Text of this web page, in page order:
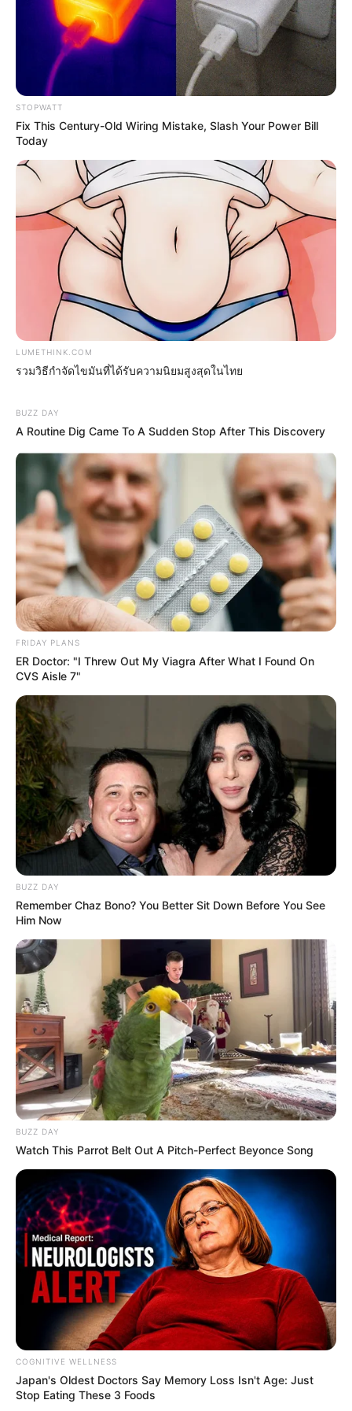
Video Of Giant Anaconda Is Going Viral All Over The
World. Watch
FRIDAY PLANS
This New Will Give You An Erection After +45
MEDVI
If You Owe $20,000 Across 4 Credit Cards, Stop
Sending 4 Separate Checks
JG WENTWORTH
How To Get An Erection Even After 60!
MEDVI
Feeling Tired? Here's The Trick To Perform Better
เว็บไซต์นี้ใช้คุกกี้
เพื่อการนำเสนอเนื้อหาที่ดี รวมถึงการจัดการข้อมูลส่วนบุคคล เพื่อให้คุณได้รับ
ประสบการณ์ที่ดีบนบริการของเว็บไซต์เรา หากคุณใช้บริการเว็บไซต์นี้ต่อไปโดย
ไม่มีการปรับตั้งค่าใดๆนั้น แสดงว่าคุณยอมรับนโยบายคุกกี้และนโยบายส่วน
บุคคลของเรา
ยอมรับ เรียนรู้เพิ่มเติม
STOPWATT
Fix This Century-Old Wiring Mistake, Slash Your Power Bill
Today
LUMETHINK.COM
รวมวิธีกำจัดไขมันที่ได้รับความนิยมสูงสุดในไทย
BUZZ DAY
A Routine Dig Came To A Sudden Stop After This Discovery
FRIDAY PLANS
ER Doctor: "I Threw Out My Viagra After What I Found On
CVS Aisle 7"
BUZZ DAY
Remember Chaz Bono? You Better Sit Down Before You See
Him Now
BUZZ DAY
Watch This Parrot Belt Out A Pitch-Perfect Beyonce Song
COGNITIVE WELLNESS
Japan's Oldest Doctors Say Me​mory Lo​ss Isn't Age: Just
Stop Eating These 3 Foods